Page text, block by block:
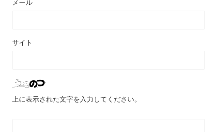
メール
サイト
上に表示された文字を入力してください。